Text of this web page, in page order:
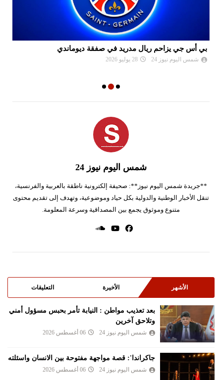
بي أس جي يزاحم ريال مدريد في صفقة ديوماندي
شمس اليوم نيوز 24 28 يوليو 2026
شمس اليوم نيوز 24
**جريدة شمس اليوم نيوز**: صحيفة إلكترونية ناطقة بالعربية والفرنسية،
تنقل الأخبار الوطنية والدولية بكل حياد وموضوعية، وتهدف إلى تقديم محتوى
متنوع وموثوق يجمع بين المصداقية وسرعة المعلومة.
الأشهر الأخيرة التعليقات
بعد تعذيب مواطن : النيابة تأمر بحبس مسؤول أمني
وتلاحق آخرين
شمس اليوم نيوز 24 06 أغسطس 2026
جاكراندا': قصة مواجهة مفتوحة بين الانسان واسئلته
شمس اليوم نيوز 24 06 أغسطس 2026